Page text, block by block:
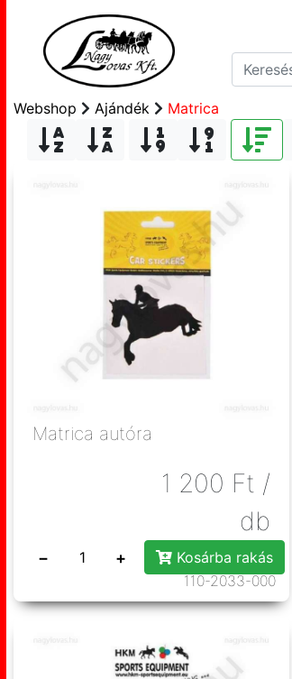
Webshop Ajándék
Matrica
Matrica autóra
1 200 Ft /
db
− +
Kosárba rakás
110-2033-000